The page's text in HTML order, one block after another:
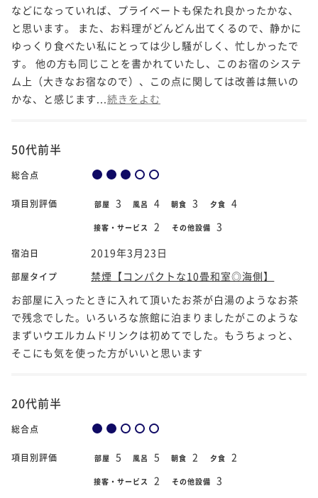
などになっていれば、プライベートも保たれ良かったかな、
と思います。 また、お料理がどんどん出てくるので、静かに
ゆっくり食べたい私にとっては少し騒がしく、忙しかったで
す。 他の方も同じことを書かれていたし、このお宿のシステ
ム上（大きなお宿なので）、この点に関しては改善は無いの
かな、と感じます... 続きをよむ
50代前半
総合点
項目別評価 部屋 3 風呂 4 朝食 3 夕食 4
接客・サービス 2 その他設備 3
宿泊日 2019年3月23日
部屋タイプ
禁煙【コンパクトな10畳和室◎海側】
お部屋に入ったときに入れて頂いたお茶が白湯のようなお茶
で残念でした。いろいろな旅館に泊まりましたがこのような
まずいウエルカムドリンクは初めてでした。もうちょっと、
そこにも気を使った方がいいと思います
20代前半
総合点
項目別評価 部屋 5 風呂 5 朝食 2 夕食 2
接客・サービス 2 その他設備 3